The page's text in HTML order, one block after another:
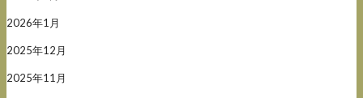
2026年1月
2025年12月
2025年11月